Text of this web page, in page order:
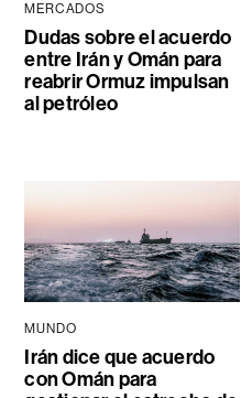
MERCADOS
Dudas sobre el acuerdo
entre Irán y Omán para
reabrir Ormuz impulsan
al petróleo
MUNDO
Irán dice que acuerdo
con Omán para